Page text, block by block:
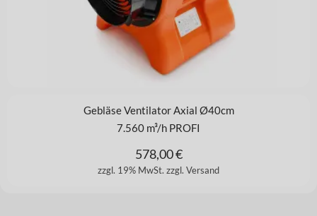
Gebläse Ventilator Axial Ø40cm
7.560 m³/h PROFI
zzgl. 19% MwSt. zzgl. Versand
578,00€